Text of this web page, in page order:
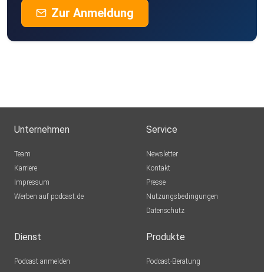
Zur Anmeldung
Unternehmen
Team
Karriere
Impressum
Werben auf podcast.de
Service
Newsletter
Kontakt
Presse
Nutzungsbedingungen
Datenschutz
Dienst
Podcast anmelden
Produkte
Podcast-Beratung